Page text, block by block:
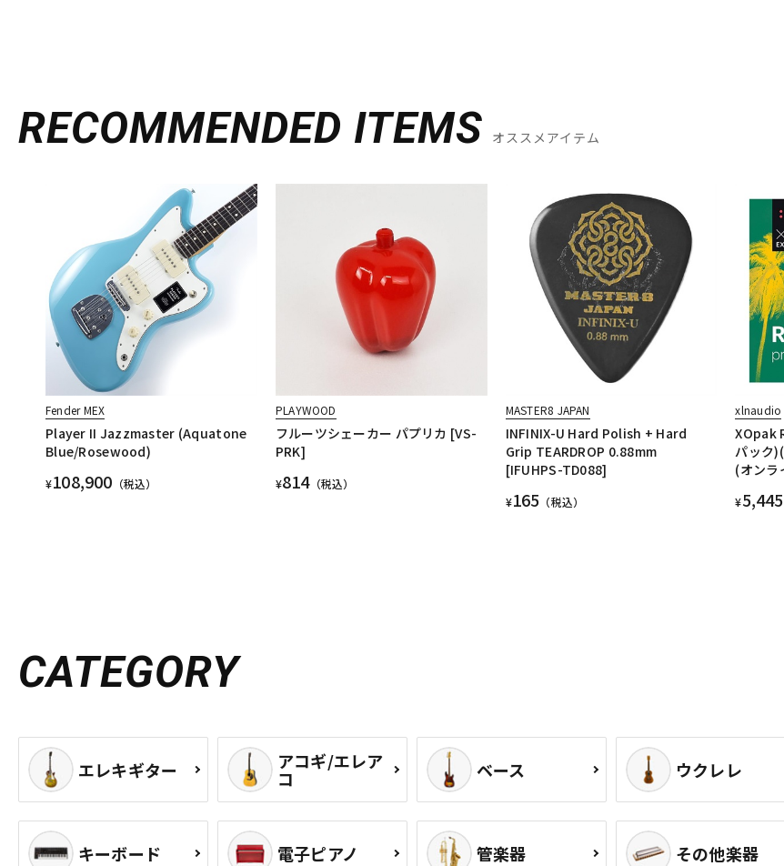
RECOMMENDED ITEMS オススメアイテム
Fender MEX
Player II Jazzmaster (Aquatone
Blue/Rosewood)
¥108,900 （税込）
PLAYWOOD
フルーツシェーカー パプリカ [VS-
PRK]
¥814（税込）
MASTER8 JAPAN
INFINIX-U Hard Polish + Hard
Grip TEARDROP 0.88mm
[IFUHPS-TD088]
¥165 （税込）
xlnaudio
XOpak
パック
(オンラ
¥5,445
CATEGORY
エレキギター アコギ/エレア
コ ベース ウクレレ
キーボード 電子ピアノ 管楽器 その他楽器